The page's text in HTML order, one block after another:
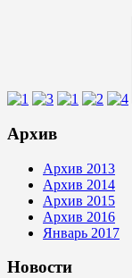
Архив
Архив 2013
Архив 2014
Архив 2015
Архив 2016
Январь 2017
Новости